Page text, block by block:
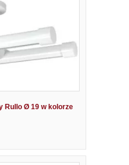
Rullo Ø 19 w kolorze